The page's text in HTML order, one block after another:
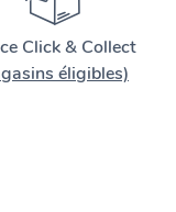
Click & Collect
éligibles)